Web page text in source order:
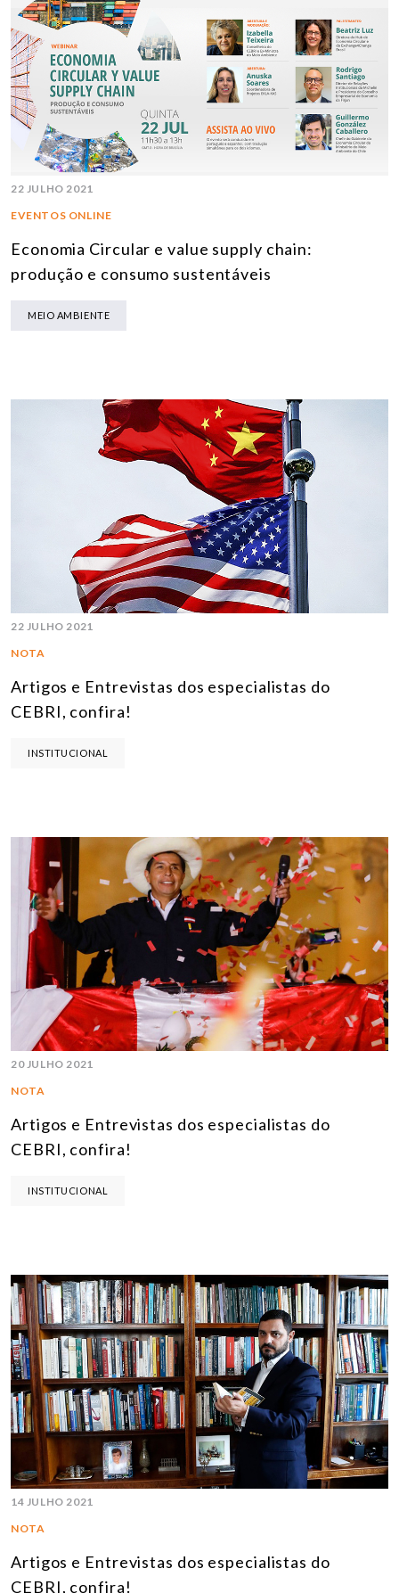
22 JULHO 2021
EVENTOS ONLINE
Economia Circular e value supply chain:
produção e consumo sustentáveis
MEIO AMBIENTE
22 JULHO 2021
NOTA
Artigos e Entrevistas dos especialistas do
CEBRI, confira!
INSTITUCIONAL
20 JULHO 2021
NOTA
Artigos e Entrevistas dos especialistas do
CEBRI, confira!
INSTITUCIONAL
14 JULHO 2021
NOTA
Artigos e Entrevistas dos especialistas do
CEBRI, confira!